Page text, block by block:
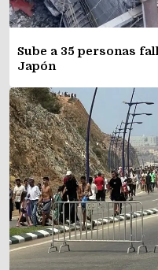
Sube a 35 personas
Japón